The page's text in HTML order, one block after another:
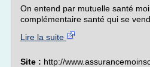
On entend par mutuelle santé
complémentaire santé qui se vend
Lire la suite
Site : http://